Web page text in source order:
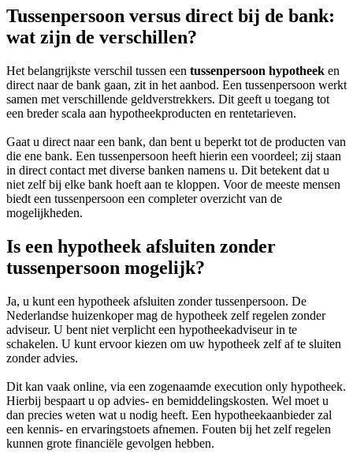
Tussenpersoon versus direct bij de bank:
wat zijn de verschillen?
Het belangrijkste verschil tussen een tussenpersoon hypotheek en
direct naar de bank gaan, zit in het aanbod. Een tussenpersoon werkt
samen met verschillende geldverstrekkers. Dit geeft u toegang tot
een breder scala aan hypotheekproducten en rentetarieven.
Gaat u direct naar een bank, dan bent u beperkt tot de producten van
die ene bank. Een tussenpersoon heeft hierin een voordeel; zij staan
in direct contact met diverse banken namens u. Dit betekent dat u
niet zelf bij elke bank hoeft aan te kloppen. Voor de meeste mensen
biedt een tussenpersoon een completer overzicht van de
mogelijkheden.
Is een hypotheek afsluiten zonder
tussenpersoon mogelijk?
Ja, u kunt een hypotheek afsluiten zonder tussenpersoon. De
Nederlandse huizenkoper mag de hypotheek zelf regelen zonder
adviseur. U bent niet verplicht een hypotheekadviseur in te
schakelen. U kunt ervoor kiezen om uw hypotheek zelf af te sluiten
zonder advies.
Dit kan vaak online, via een zogenaamde execution only hypotheek.
Hierbij bespaart u op advies- en bemiddelingskosten. Wel moet u
dan precies weten wat u nodig heeft. Een hypotheekaanbieder zal
een kennis- en ervaringstoets afnemen. Fouten bij het zelf regelen
kunnen grote financiële gevolgen hebben.